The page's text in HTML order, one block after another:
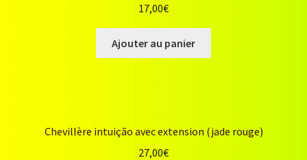
17,00€
Ajouter au panier
Chevillère intuição avec extension (jade rouge)
27,00€